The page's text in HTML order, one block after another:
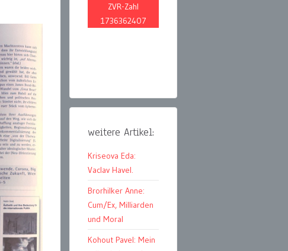
ZVR-Zahl
1736362407
weitere Artikel:
Kriseova Eda:
Vaclav Havel.
Brorhilker Anne:
Cum/Ex, Milliarden
und Moral
Kohout Pavel: Mein